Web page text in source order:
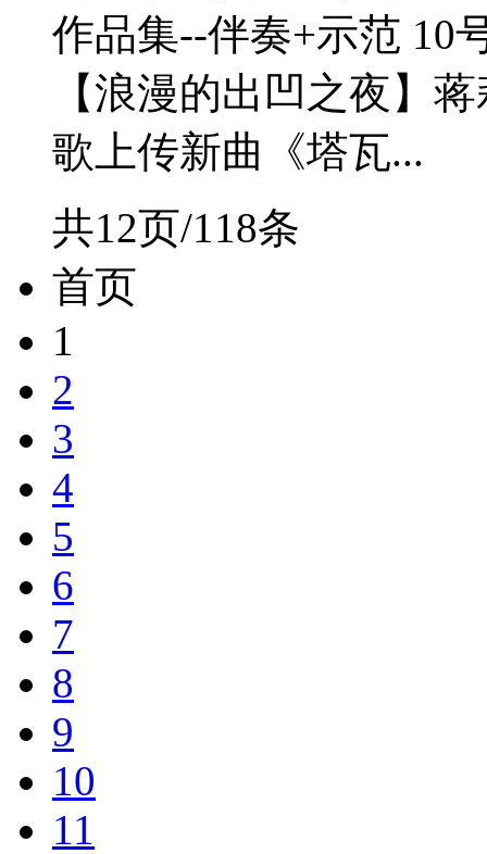
作品集--伴奏+示范 10
【浪漫的出凹之夜】
歌上传新曲《塔瓦...
共12页/118条
首页
1
2
3
4
5
6
7
8
9
10
11